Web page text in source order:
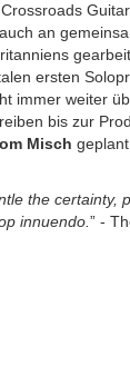
an
ersten
immer weiter
bis zur
Misch
the certainty,
innuendo. ” -